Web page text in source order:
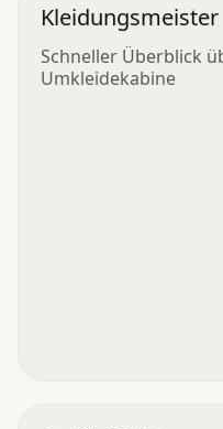
Kleidungsmeister
Schneller Überblick
Umkleidekabine